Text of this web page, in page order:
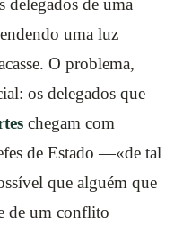
de uma
uma luz
O problema,
os delegados que
chegam com
de Estado —«de tal
que alguém que
de um conflito